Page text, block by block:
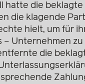
hatte die
die klagende
hielt, um für
– Unternehmen zu
die